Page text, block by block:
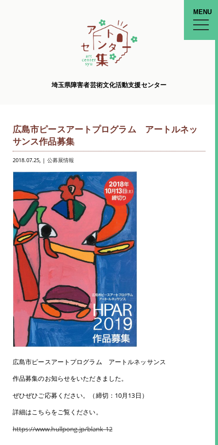
埼玉県障害者芸術文化活動支援センター
MENU
toggle
広島市ピースアートプログラム アートルネッ
サンス作品募集
2018.07.25, | 公募展情報
広島市ピースアートプログラム アートルネッサンス
作品募集のお知らせをいただきました。
ぜひぜひご応募ください。（締切：10月13日）
詳細はこちらをご覧ください。
https://www.hullpong.jp/blank-12